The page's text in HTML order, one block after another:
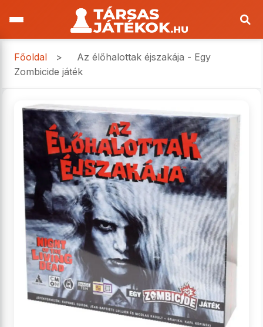
Főoldal >
Az élőhalottak éjszakája - Egy
Zombicide játék